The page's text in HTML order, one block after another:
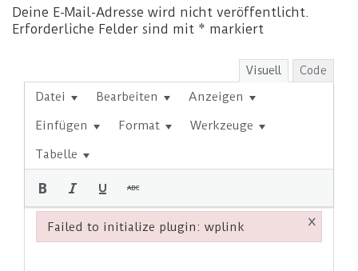
Deine E-Mail-Adresse wird nicht veröffentlicht.
Erforderliche Felder sind mit * markiert
Visuell Code
Datei Bearbeiten
Anzeigen
Einfügen
Format
Werkzeuge
Tabelle
Failed to initialize plugin: wplink ×
Failed to initialize plugin: wplink